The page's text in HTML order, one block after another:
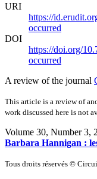
URI
https://
occurred
DOI
https://doi.org/
occurred
A review of the journal
This article is a review of
work discussed here is not
Volume 30, Number 3,
Barbara Hannigan :
Tous droits réservés ©